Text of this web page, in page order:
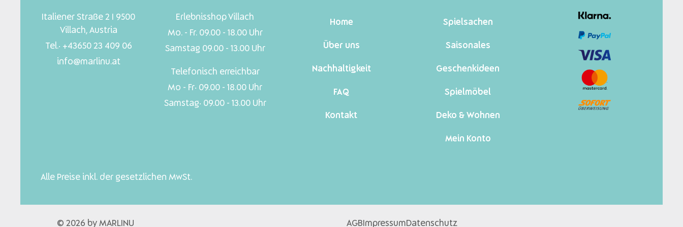
Italiener Straße 2 I 9500
Villach, Austria
Tel.: +43650 23 409 06
info@marlinu.at
Erlebnisshop Villach
Mo. - Fr. 09.00 - 18.00 Uhr
Samstag 09.00 - 13.00 Uhr
Telefonisch erreichbar
Mo - Fr: 09.00 - 18.00 Uhr
Samstag: 09.00 - 13.00 Uhr
Home
Über uns
Nachhaltigkeit
FAQ
Kontakt
Spielsachen
Saisonales
Geschenkideen
Spielmöbel
Deko & Wohnen
Mein Konto
Alle Preise inkl. der gesetzlichen MwSt.
© 2026 by MARLINU AGB ImpressumDatenschutz